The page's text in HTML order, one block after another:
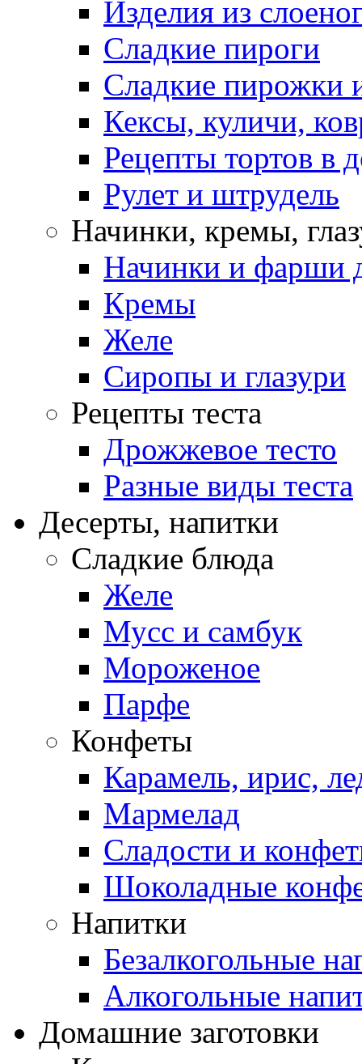
Изделия из
Сладкие пироги
Сладкие пирожки
Кексы, куличи,
Рецепты тортов в
Рулет и штрудель
Начинки, кремы,
Начинки и фарши
Кремы
Желе
Сиропы и глазури
Рецепты теста
Дрожжевое тесто
Разные виды теста
Десерты, напитки
Сладкие блюда
Желе
Мусс и самбук
Мороженое
Парфе
Конфеты
Карамель, ирис,
Мармелад
Сладости и
Шоколадные
Напитки
Безалкогольные
Алкогольные
Домашние заготовки